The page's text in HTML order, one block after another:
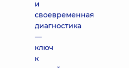
и
своевременная
диагностика
—
ключ
к